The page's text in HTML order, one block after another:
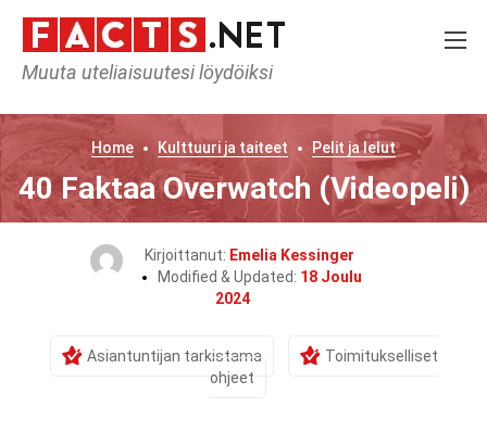
Muuta uteliaisuutesi löydöiksi
Home Kulttuuri ja taiteet Pelit ja lelut
40 Faktaa Overwatch (Videopeli)
Kirjoittanut: Emelia Kessinger
Modified & Updated: 18 Joulu
2024
Asiantuntijan tarkistama
Toimitukselliset
ohjeet